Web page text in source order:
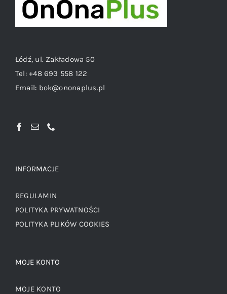
Łódź, ul. Zakładowa 50
Tel:+48 693 558 122
Email: bok@ononaplus.pl
INFORMACJE
REGULAMIN
POLITYKA PRYWATNOŚCI
POLITYKA PLIKÓW COOKIES
MOJE KONTO
MOJE KONTO